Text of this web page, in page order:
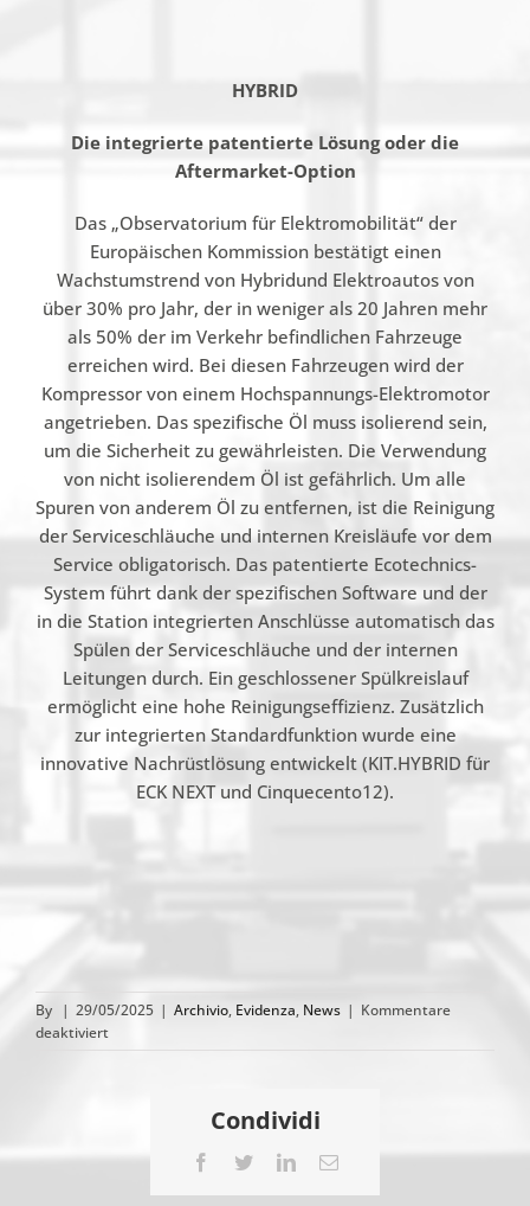
HYBRID
Die integrierte patentierte Lösung oder die
Aftermarket-Option
Das „Observatorium für Elektromobilität“ der
Europäischen Kommission bestätigt einen
Wachstumstrend von Hybridund Elektroautos von
über 30% pro Jahr, der in weniger als 20 Jahren mehr
als 50% der im Verkehr befindlichen Fahrzeuge
erreichen wird. Bei diesen Fahrzeugen wird der
Kompressor von einem Hochspannungs-Elektromotor
angetrieben. Das spezifische Öl muss isolierend sein,
um die Sicherheit zu gewährleisten. Die Verwendung
von nicht isolierendem Öl ist gefährlich. Um alle
Spuren von anderem Öl zu entfernen, ist die Reinigung
der Serviceschläuche und internen Kreisläufe vor dem
Service obligatorisch. Das patentierte Ecotechnics-
System führt dank der spezifischen Software und der
in die Station integrierten Anschlüsse automatisch das
Spülen der Serviceschläuche und der internen
Leitungen durch. Ein geschlossener Spülkreislauf
ermöglicht eine hohe Reinigungseffizienz. Zusätzlich
zur integrierten Standardfunktion wurde eine
innovative Nachrüstlösung entwickelt (KIT.HYBRID für
ECK NEXT und Cinquecento12).
By | 29/05/2025 | Archivio, Evidenza, News | Kommentare
deaktiviertfür
HYBRID
Condividi
Facebook
TwitterLinkedInEmail